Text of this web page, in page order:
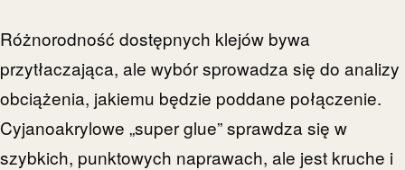
Różnorodność dostępnych klejów bywa
przytłaczająca, ale wybór sprowadza się do analizy
obciążenia, jakiemu będzie poddane połączenie.
Cyjanoakrylowe „super glue” sprawdza się w
szybkich, punktowych naprawach, ale jest kruche i